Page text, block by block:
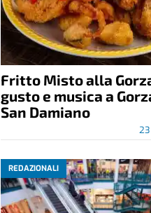
Fritto Misto alla
gusto e musica a
San Damiano
23
REDAZIONALI